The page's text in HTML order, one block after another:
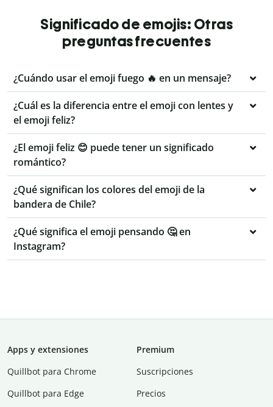
Significado de emojis: Otras
preguntas frecuentes
¿Cuándo usar el emoji fuego 🔥 en un mensaje?
¿Cuál es la diferencia entre el emoji con lentes y
el emoji feliz?
¿El emoji feliz 😊 puede tener un significado
romántico?
¿Qué significan los colores del emoji de la
bandera de Chile?
¿Qué significa el emoji pensando 🤔 en
Instagram?
Apps y extensiones
Quillbot para Chrome
Quillbot para Edge
Premium
Suscripciones
Precios